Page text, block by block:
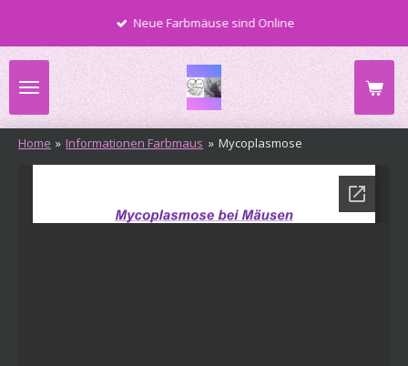
springen
Neue Farbmäuse sind Online
Home » Informationen Farbmaus » Mycoplasmose